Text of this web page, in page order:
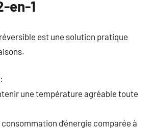
en-1
est une solution pratique
une température agréable toute
d’énergie comparée à